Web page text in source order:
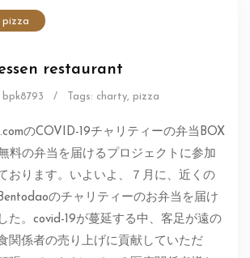
pizza
restaurant
bpk8793 / Tags: charty, pizza
のCOVID-19チャリティーの弁当BOX
料の弁当を届けるプロジェクトに参加
おります。いよいよ、７月に、近くの
のチャリティーのお弁当を届け
た。covid-19が蔓延する中、客足が遠の
関係者の売り上げに貢献していただ